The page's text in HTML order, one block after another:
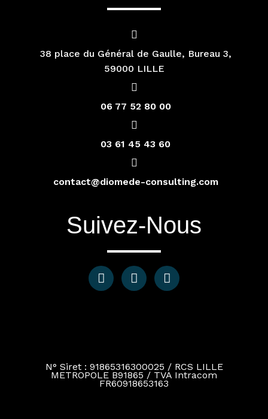
38 place du Général de Gaulle, Bureau 3,
59000 LILLE
06 77 52 80 00
03 61 45 43 60
contact@diomede-consulting.com
Suivez-Nous
N° Siret : 91865316300025 / RCS LILLE
METROPOLE B91865 / TVA Intracom
FR60918653163